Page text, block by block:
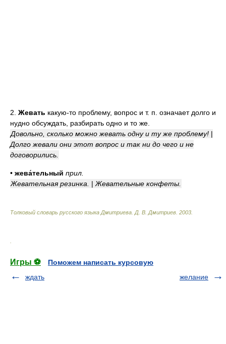
2. Жевать какую-то проблему, вопрос и т. п. означает долго и
нудно обсуждать, разбирать одно и то же.
Довольно, сколько можно жевать одну и ту же проблему! |
Долго жевали они этот вопрос и так ни до чего и не
договорились.
• жева́тельный прил.
Жевательная резинка.
| Жевательные конфеты.
Толковый словарь русского языка Дмитриева Д. В. Дмитриев. 2003
Игры ⚽
Поможем написать курсовую
ждать
желание